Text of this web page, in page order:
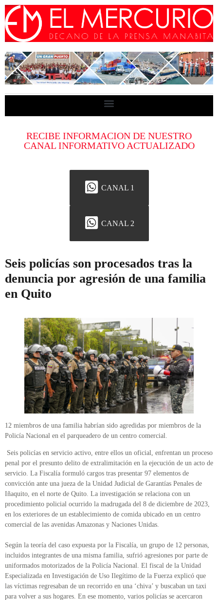
RECIBE INFORMACION DE NUESTRO
CANAL INFORMATIVO ACTUALIZADO
CANAL 1
CANAL 2
Seis policías son procesados tras la
denuncia por agresión de una familia
en Quito
12 miembros de una familia habrían sido agredidas por miembros de la
Policía Nacional en el parqueadero de un centro comercial.
Seis policías en servicio activo, entre ellos un oficial, enfrentan un proceso
penal por el presunto delito de extralimitación en la ejecución de un acto de
servicio. La Fiscalía formuló cargos tras presentar 97 elementos de
convicción ante una jueza de la Unidad Judicial de Garantías Penales de
Iñaquito, en el norte de Quito. La investigación se relaciona con un
procedimiento policial ocurrido la madrugada del 8 de diciembre de 2023,
en los exteriores de un establecimiento de comida ubicado en un centro
comercial de las avenidas Amazonas y Naciones Unidas.
Según la teoría del caso expuesta por la Fiscalía, un grupo de 12 personas,
incluidos integrantes de una misma familia, sufrió agresiones por parte de
uniformados motorizados de la Policía Nacional. El fiscal de la Unidad
Especializada en Investigación de Uso Ilegítimo de la Fuerza explicó que
las víctimas regresaban de un recorrido en una ‘chiva’ y buscaban un taxi
para volver a sus hogares. En ese momento, varios policías se acercaron